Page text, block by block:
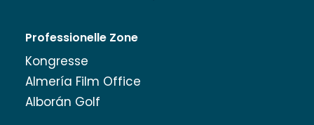
Professionelle Zone
Kongresse
Almería Film Office
Alborán Golf